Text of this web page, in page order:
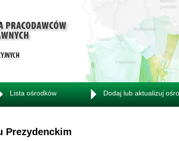
Lista ośrodków Dodaj lub aktualizuj
Prezydenckim